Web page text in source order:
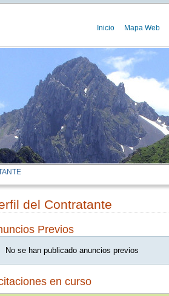
Inicio Mapa Web
del Contratante
Previos
No se han publicado anuncios previos
en curso